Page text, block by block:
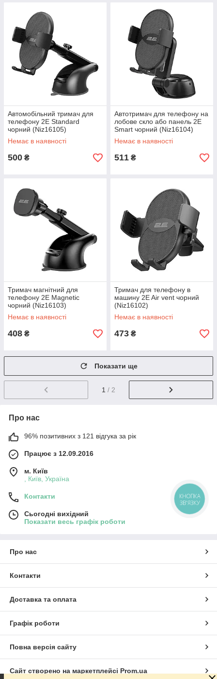
Автомобільний тримач для
телефону 2E Standard
чорний (Niz16105)
Немає в наявності
500 ₴
Автотримач для телефону на
лобове скло або панель 2E
Smart чорний (Niz16104)
Немає в наявності
511 ₴
Тримач магнітний для
телефону 2E Magnetic
чорний (Niz16103)
Немає в наявності
408 ₴
Тримач для телефону в
машину 2E Air vent чорний
(Niz16102)
Немає в наявності
473 ₴
Показати ще
1 / 2
Про нас
96% позитивних з 121 відгука за рік
Працює з 12.09.2016
м. Київ
, Київ, Україна
Контакти
Сьогодні вихідний
Показати весь графік роботи
Про нас
Контакти
Доставка та оплата
Графік роботи
Повна версія сайту
Сайт створено на маркетплейсі Prom.ua
КНОПКА
ЗВ'ЯЗКУ